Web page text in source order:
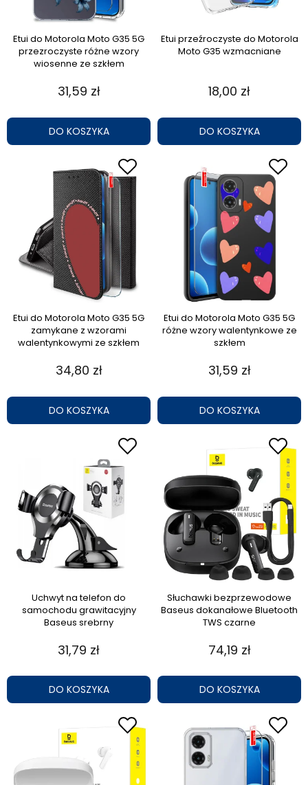
Etui do Motorola Moto G35 5G
przezroczyste różne wzory
wiosenne ze szkłem
31,59 zł
DO KOSZYKA
Etui przeźroczyste do Motorola
Moto G35 wzmacniane
18,00 zł
DO KOSZYKA
Etui do Motorola Moto G35 5G
zamykane z wzorami
walentynkowymi ze szkłem
34,80 zł
DO KOSZYKA
Etui do Motorola Moto G35 5G
różne wzory walentynkowe ze
szkłem
31,59 zł
DO KOSZYKA
Uchwyt na telefon do
samochodu grawitacyjny
Baseus srebrny
31,79 zł
DO KOSZYKA
Słuchawki bezprzewodowe
Baseus dokanałowe Bluetooth
TWS czarne
74,19 zł
DO KOSZYKA